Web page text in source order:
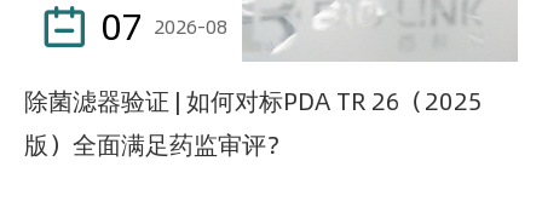
 07 2026-08
除菌滤器验证 | 如何对标PDA TR 26（2025
版）全面满足药监审评？